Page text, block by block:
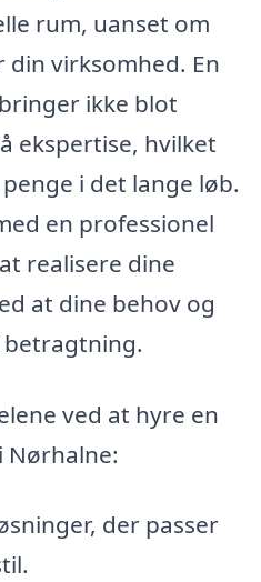
rum, uanset om
virksomhed. En
ikke blot
ekspertise, hvilket
i det lange løb.
en professionel
realisere dine
at dine behov og
ved at hyre en
der passer